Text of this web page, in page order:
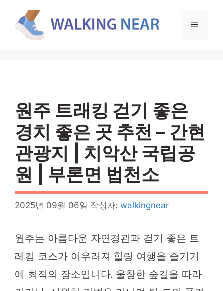
메
원주 트래킹 걷기 좋은
경치 좋은 곳 추천 – 간현
관광지 | 치악산 국립공
원 | 부론면 법천소
2025년 09월 06일 작성자: walkingnear
원주는 아름다운 자연경관과 걷기 좋은 트
레킹 코스가 어우러져 힐링 여행을 즐기기
에 최적의 장소입니다. 울창한 숲길을 따라